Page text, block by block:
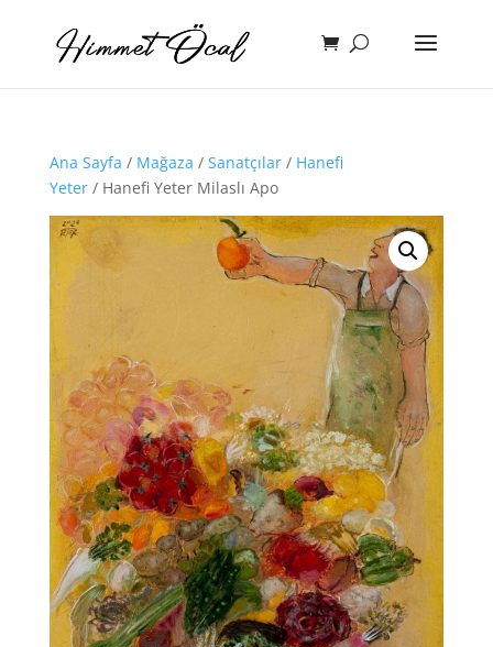
Ana Sayfa / Mağaza / Sanatçılar/ Hanefi
Yeter/ Hanefi Yeter Milaslı Apo